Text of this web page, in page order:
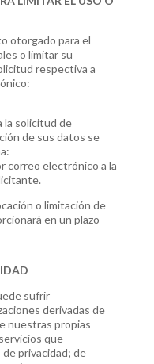
otorgado para el
o limitar su
respectiva a
la solicitud de
de sus datos se
correo electrónico a la
o limitación de
en un plazo
sufrir
derivadas de
nuestras propias
que
privacidad; de